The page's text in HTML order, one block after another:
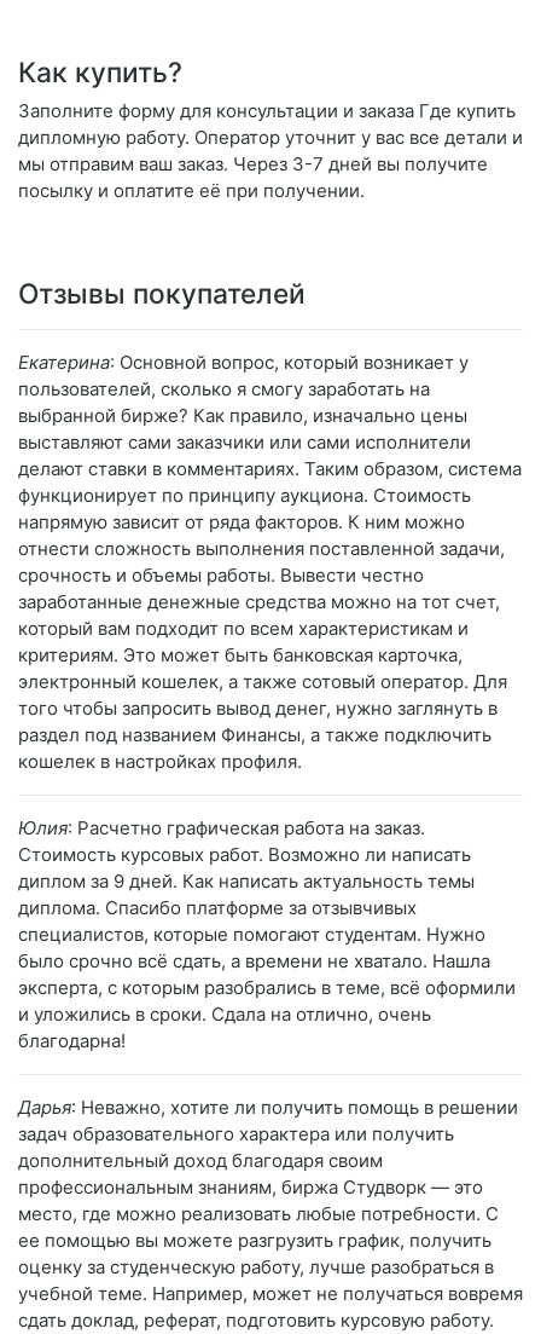
Как купить?
Заполните форму для консультации и заказа Где купить
дипломную работу. Оператор уточнит у вас все детали и
мы отправим ваш заказ. Через 3-7 дней вы получите
посылку и оплатите её при получении.
Отзывы покупателей
Екатерина: Основной вопрос, который возникает у
пользователей, сколько я смогу заработать на
выбранной бирже? Как правило, изначально цены
выставляют сами заказчики или сами исполнители
делают ставки в комментариях. Таким образом, система
функционирует по принципу аукциона. Стоимость
напрямую зависит от ряда факторов. К ним можно
отнести сложность выполнения поставленной задачи,
срочность и объемы работы. Вывести честно
заработанные денежные средства можно на тот счет,
который вам подходит по всем характеристикам и
критериям. Это может быть банковская карточка,
электронный кошелек, а также сотовый оператор. Для
того чтобы запросить вывод денег, нужно заглянуть в
раздел под названием Финансы, а также подключить
кошелек в настройках профиля.
Юлия: Расчетно графическая работа на заказ.
Стоимость курсовых работ. Возможно ли написать
диплом за 9 дней. Как написать актуальность темы
диплома. Спасибо платформе за отзывчивых
специалистов, которые помогают студентам. Нужно
было срочно всё сдать, а времени не хватало. Нашла
эксперта, с которым разобрались в теме, всё оформили
и уложились в сроки. Сдала на отлично, очень
благодарна!
Дарья: Неважно, хотите ли получить помощь в решении
задач образовательного характера или получить
дополнительный доход благодаря своим
профессиональным знаниям, биржа Студворк — это
место, где можно реализовать любые потребности. С
ее помощью вы можете разгрузить график, получить
оценку за студенческую работу, лучше разобраться в
учебной теме. Например, может не получаться вовремя
сдать доклад, реферат, подготовить курсовую работу.